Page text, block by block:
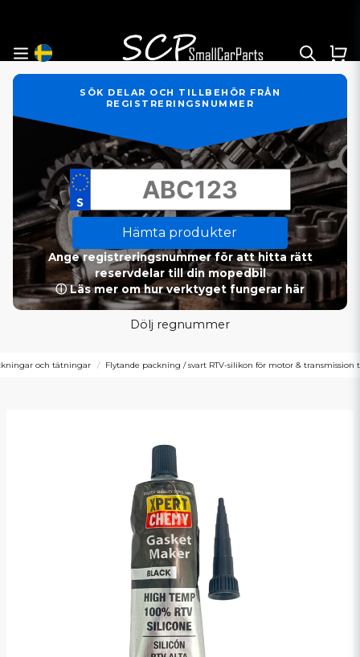
SÖK DELAR OCH TILLBEHÖR FRÅN
REGISTRERINGSNUMMER
Hämta produkter
Ange registreringsnummer för att hitta rätt
reservdelar till din mopedbil
ⓘ Läs mer om hur verktyget fungerar här
Dölj regnummer
och tätningar Flytande packning / svart RTV-silikon för motor &